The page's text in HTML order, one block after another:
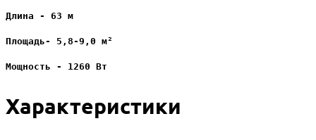
Длина - 63 м
Площадь- 5,8-9,0 м²
Мощность - 1260 Вт
Характеристики